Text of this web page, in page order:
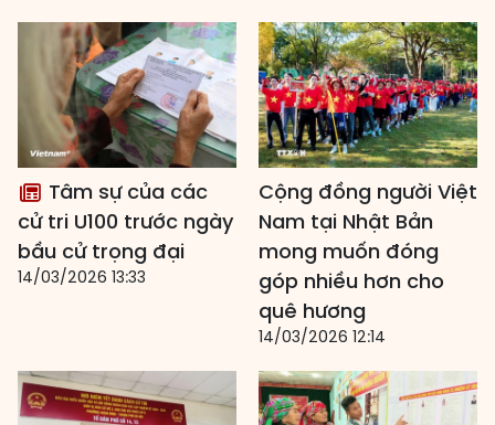
Tâm sự của các
cử tri U100 trước ngày
bầu cử trọng đại
14/03/2026 13:33
Cộng đồng người Việt
Nam tại Nhật Bản
mong muốn đóng
góp nhiều hơn cho
quê hương
14/03/2026 12:14